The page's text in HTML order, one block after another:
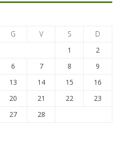
G V S
D
1
2
6 7 8
9
13 14 15
16
20 21 22
23
27 28